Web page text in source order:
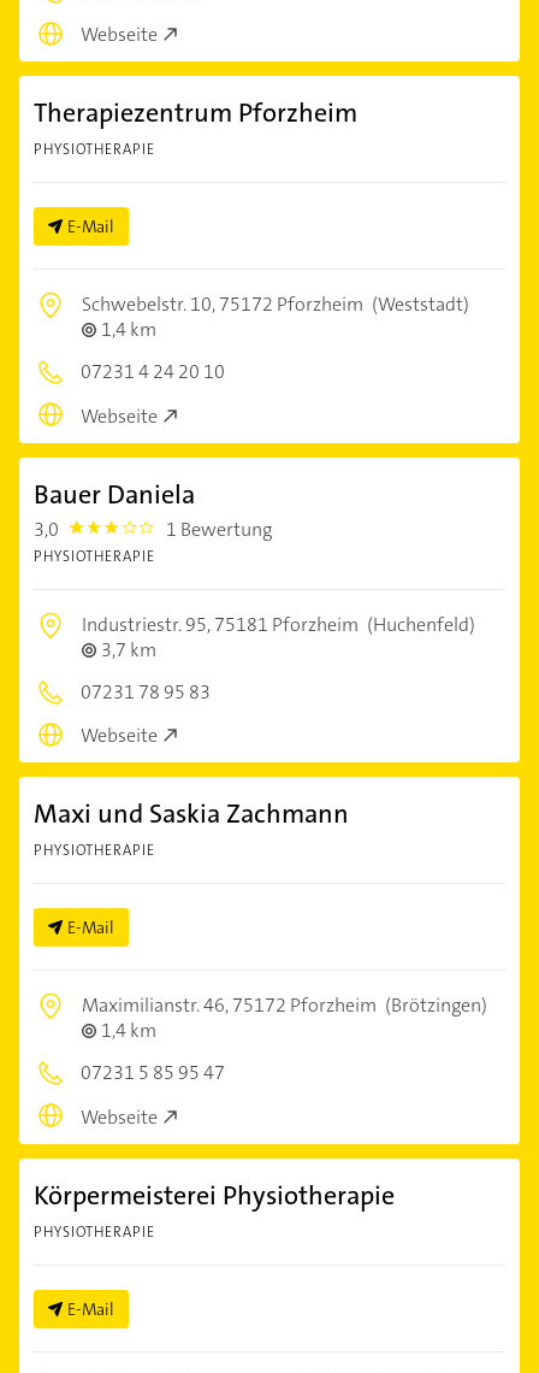
Webseite
Therapiezentrum Pforzheim
PHYSIOTHERAPIE
E-Mail
Schwebelstr. 10,75172 Pforzheim (Weststadt)
1,4 km
07231 4 24 20 10
Webseite
Bauer Daniela
3,0 3.0 1 Bewertung
PHYSIOTHERAPIE
Industriestr. 95,75181 Pforzheim (Huchenfeld)
3,7 km
07231 78 95 83
Webseite
Maxi und Saskia Zachmann
PHYSIOTHERAPIE
E-Mail
Maximilianstr. 46,75172 Pforzheim (Brötzingen)
1,4 km
07231 5 85 95 47
Webseite
Körpermeisterei Physiotherapie
PHYSIOTHERAPIE
E-Mail